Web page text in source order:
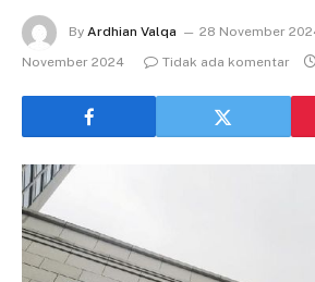
By Ardhian Valqa 28 November
November 2024
Tidak ada komentar